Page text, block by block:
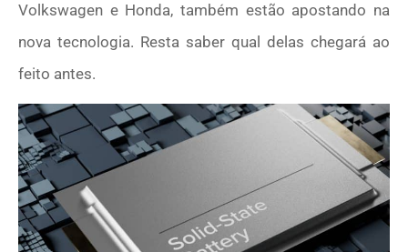
Volkswagen e Honda, também estão apostando na
nova tecnologia. Resta saber qual delas chegará ao
feito antes.